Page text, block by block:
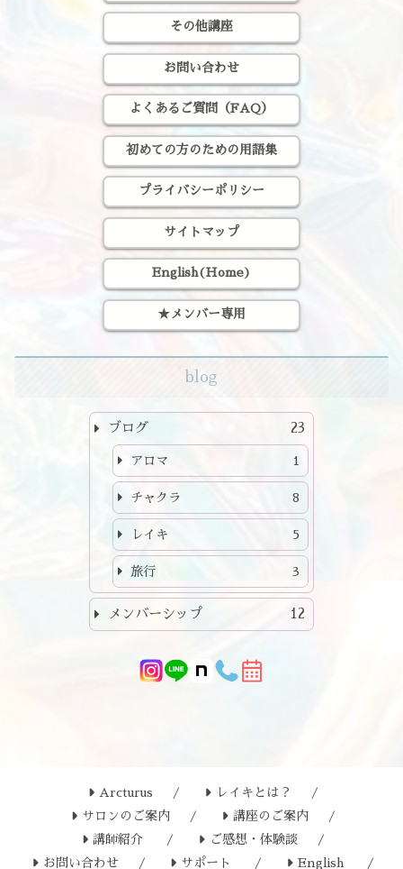
その他講座
お問い合わせ
よくあるご質問（FAQ）
初めての方のための用語集
プライバシーポリシー
サイトマップ
English(Home)
★メンバー専用
blog
ブログ 23
アロマ 1
チャクラ 8
レイキ 5
旅行 3
メンバーシップ 12
Arcturus
レイキとは？
サロンのご案内
講座のご案内
講師紹介
ご感想・体験談
お問い合わせ
サポート English